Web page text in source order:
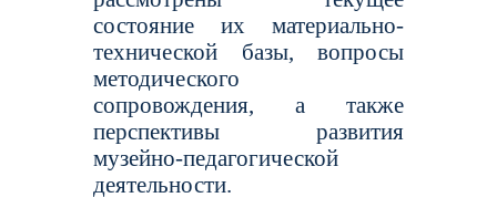
состояние их материально-
технической базы, вопросы
методического
сопровождения, а также
перспективы развития
музейно-педагогической
деятельности.